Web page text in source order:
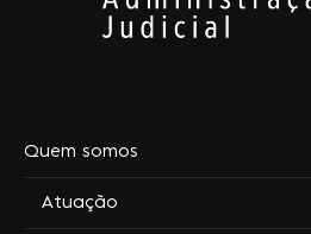
Quem somos
Atuação